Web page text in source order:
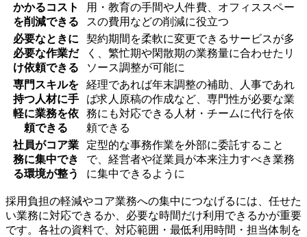
かかるコスト
を削減できる
用・教育の手間や人件費、オフィススペー
スの費用などの削減に役立つ
必要なときに
必要な作業だ
け依頼できる
契約期間を柔軟に変更できるサービスが多
く、繁忙期や閑散期の業務量に合わせたリ
ソース調整が可能に
専門スキルを
持つ人材に手
軽に業務を依
頼できる
経理であれば年末調整の補助、人事であれ
ば求人原稿の作成など、専門性が必要な業
務にも対応できる人材・チームに代行を依
頼できる
社員がコア業
務に集中でき
る環境が整う
定型的な事務作業を外部に委託すること
で、経営者や従業員が本来注力すべき業務
に集中できるように
採用負担の軽減やコア業務への集中につなげるには、任せた
い業務に対応できるか、必要な時間だけ利用できるかが重要
です。各社の資料で、対応範囲・最低利用時間・担当体制を